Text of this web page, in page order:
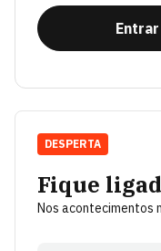
Fique
Nos acontecimentos
DESPERTA